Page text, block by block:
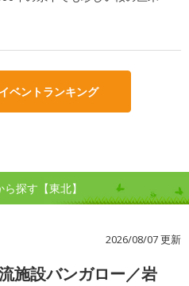
ベントランキング
探す【東北】
2026/08/07 更新
施設バンガロー／岩